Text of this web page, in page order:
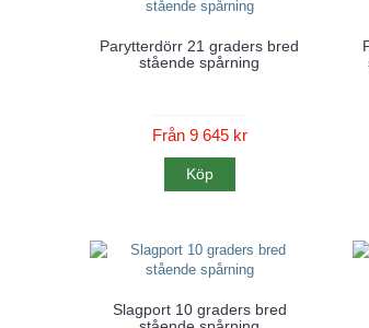
Parytterdörr 21 graders bred
stående spårning
Från 9 645 kr
Köp
Slagport 10 graders bred